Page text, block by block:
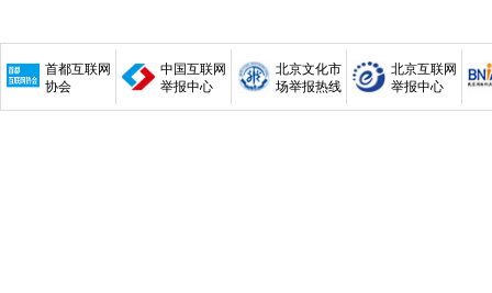
首都互联网
协会
中国互联网
举报中心
北京文化市
场举报热线
北京互联网
举报中心